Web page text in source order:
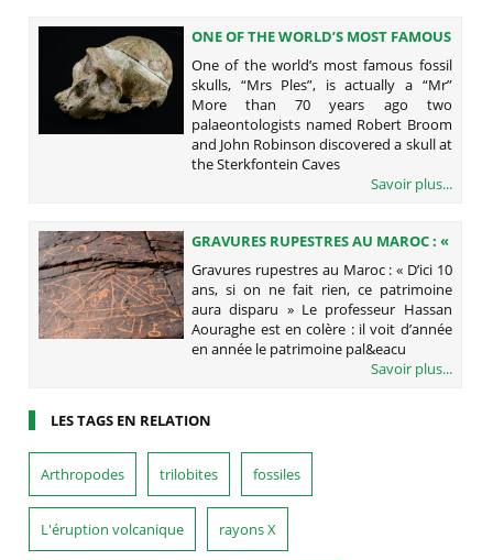
ONE OF THE WORLD’S MOST FAMOUS
FOSSIL SKULLS, “MRS PLES”, IS
ACTUALLY A “MR”
One of the world’s most famous fossil
skulls, “Mrs Ples”, is actually a “Mr”
More than 70 years ago two
palaeontologists named Robert Broom
and John Robinson discovered a skull at
the Sterkfontein Caves
Savoir plus...
GRAVURES RUPESTRES AU MAROC : «
D’ICI 10 ANS, SI ON NE FAIT RIEN, CE
PATRIMOINE AURA DISPARU »
Gravures rupestres au Maroc : « D’ici 10
ans, si on ne fait rien, ce patrimoine
aura disparu » Le professeur Hassan
Aouraghe est en colère : il voit d’année
en année le patrimoine pal&eacu
Savoir plus...
LES TAGS EN RELATION
Arthropodes trilobites fossiles
L'éruption volcanique rayons X